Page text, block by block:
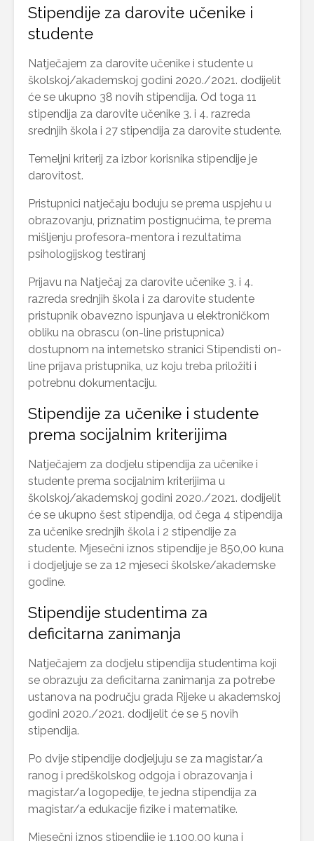
Stipendije za darovite učenike i
studente
Natječajem za darovite učenike i studente u
školskoj/akademskoj godini 2020./2021. dodijelit
će se ukupno 38 novih stipendija. Od toga 11
stipendija za darovite učenike 3. i 4. razreda
srednjih škola i 27 stipendija za darovite studente.
Temeljni kriterij za izbor korisnika stipendije je
darovitost.
Pristupnici natječaju boduju se prema uspjehu u
obrazovanju, priznatim postignućima, te prema
mišljenju profesora-mentora i rezultatima
psihologijskog testiranj
Prijavu na Natječaj za darovite učenike 3. i 4.
razreda srednjih škola i za darovite studente
pristupnik obavezno ispunjava u elektroničkom
obliku na obrascu (on-line pristupnica)
dostupnom na internetsko stranici Stipendisti on-
line prijava pristupnika, uz koju treba priložiti i
potrebnu dokumentaciju.
Stipendije za učenike i studente
prema socijalnim kriterijima
Natječajem za dodjelu stipendija za učenike i
studente prema socijalnim kriterijima u
školskoj/akademskoj godini 2020./2021. dodijelit
će se ukupno šest stipendija, od čega 4 stipendija
za učenike srednjih škola i 2 stipendije za
studente. Mjesečni iznos stipendije je 850,00 kuna
i dodjeljuje se za 12 mjeseci školske/akademske
godine.
Stipendije studentima za
deficitarna zanimanja
Natječajem za dodjelu stipendija studentima koji
se obrazuju za deficitarna zanimanja za potrebe
ustanova na području grada Rijeke u akademskoj
godini 2020./2021. dodijelit će se 5 novih
stipendija.
Po dvije stipendije dodjeljuju se za magistar/a
ranog i predškolskog odgoja i obrazovanja i
magistar/a logopedije, te jedna stipendija za
magistar/a edukacije fizike i matematike.
Mjesečni iznos stipendije je 1.100,00 kuna i